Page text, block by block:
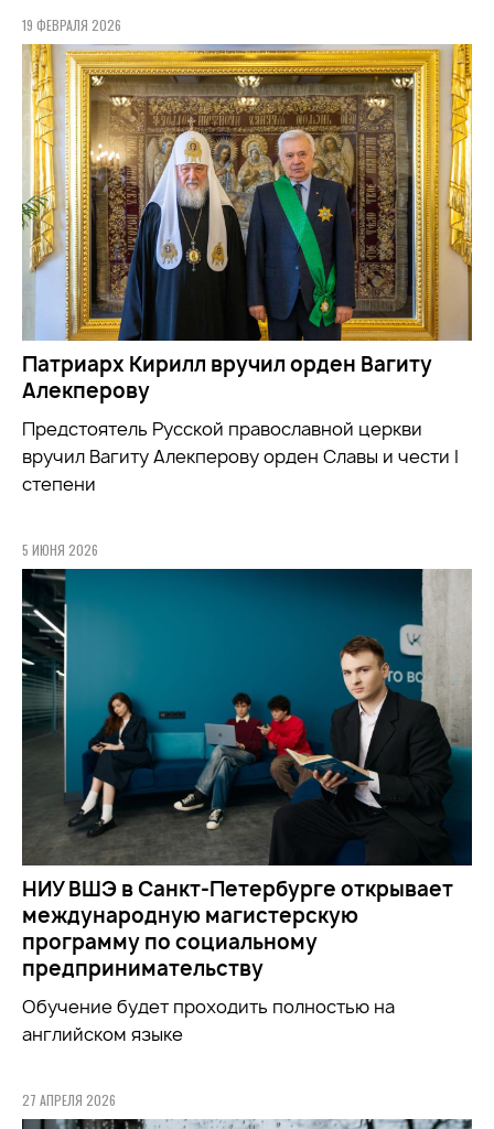
19 ФЕВРАЛЯ 2026
Патриарх Кирилл вручил орден Вагиту
Алекперову
Предстоятель Русской православной церкви
вручил Вагиту Алекперову орден Славы и чести I
степени
5 ИЮНЯ 2026
НИУ ВШЭ в Санкт-Петербурге открывает
международную магистерскую
программу по социальному
предпринимательству
Обучение будет проходить полностью на
английском языке
27 АПРЕЛЯ 2026